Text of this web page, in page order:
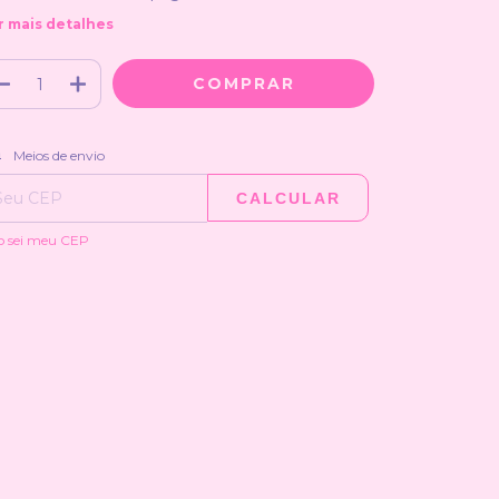
mais detalhes
para o CEP:
Meios de envio
CALCULAR
sei meu CEP